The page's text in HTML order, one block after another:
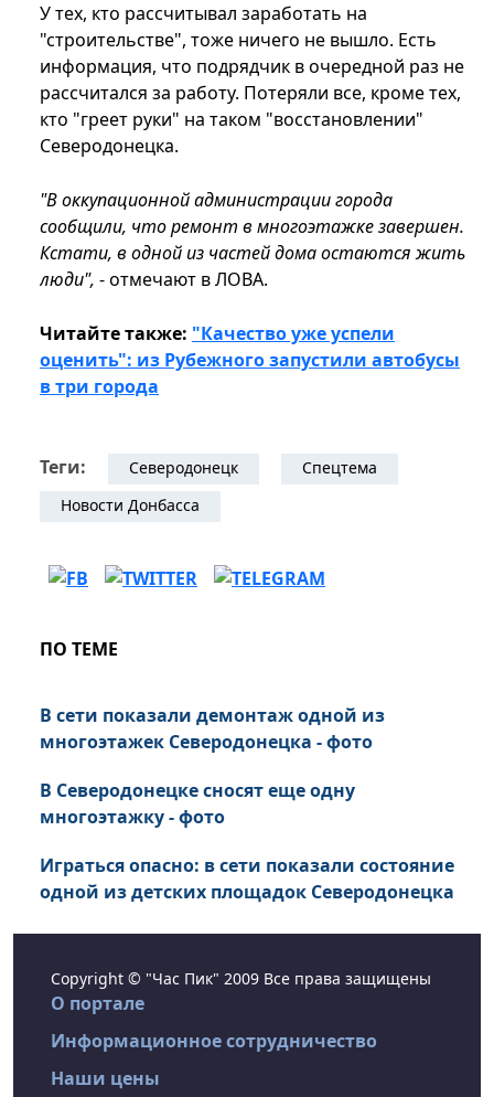
У тех, кто рассчитывал заработать на
"строительстве", тоже ничего не вышло. Есть
информация, что подрядчик в очередной раз не
рассчитался за работу. Потеряли все, кроме тех,
кто "греет руки" на таком "восстановлении"
Северодонецка.
"В оккупационной администрации города
сообщили, что ремонт в многоэтажке завершен.
Кстати, в одной из частей дома остаются жить
люди", - отмечают в ЛОВА.
Читайте также: "Качество уже успели
оценить": из Рубежного запустили автобусы
в три города
Теги: Северодонецк
Спецтема
Новости Донбасса
ПО ТЕМЕ
В сети показали демонтаж одной из
многоэтажек Северодонецка - фото
В Северодонецке сносят еще одну
многоэтажку - фото
Играться опасно: в сети показали состояние
одной из детских площадок Северодонецка
Copyright © "Час Пик" 2009 Все права защищены
О портале
Информационное сотрудничество
Наши цены